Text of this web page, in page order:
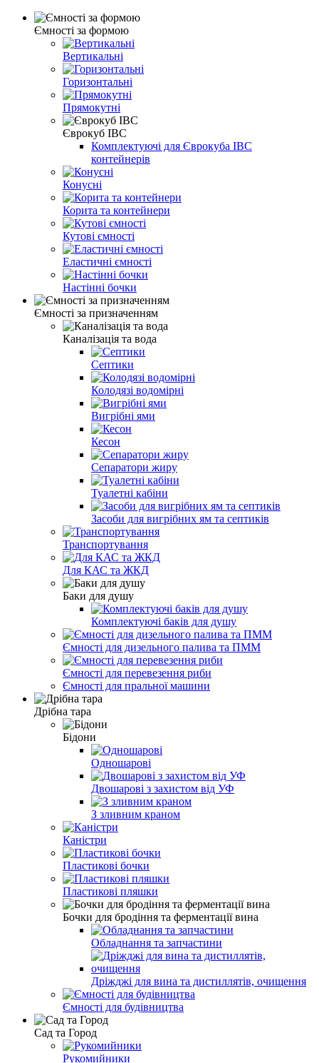
Ємності за формою
Вертикальні
Горизонтальні
Прямокутні
Єврокуб IBC
Комплектуючі для Єврокуба IBC
контейнерів
Конусні
Корита та контейнери
Кутові ємності
Еластичні ємності
Настінні бочки
Ємності за призначенням
Каналізація та вода
Септики
Колодязі водомірні
Вигрібні ями
Кесон
Сепаратори жиру
Туалетні кабіни
Засоби для вигрібних ям та септиків
Транспортування
Для КАС та ЖКД
Баки для душу
Комплектуючі баків для душу
Ємності для дизельного палива та ПММ
Ємності для перевезення риби
Ємності для пральної машини
Дрібна тара
Бідони
Одношарові
Двошарові з захистом від УФ
З зливним краном
Каністри
Пластикові бочки
Пластикові пляшки
Бочки для бродіння та ферментації вина
Обладнання та запчастини
Дріжджі для вина та дистиллятів, очищення
Ємності для будівництва
Сад та Город
Рукомийники